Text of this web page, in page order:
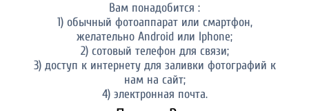
Вам понадобится :
1) обычный фотоаппарат или смартфон,
желательно Android или Iphone;
2) сотовый телефон для связи;
3) доступ к интернету для заливки фотографий к
нам на сайт;
4) электронная почта.